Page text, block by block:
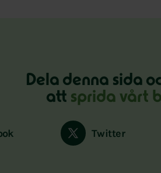
Dela denna sida
att sprida vårt
Twitter